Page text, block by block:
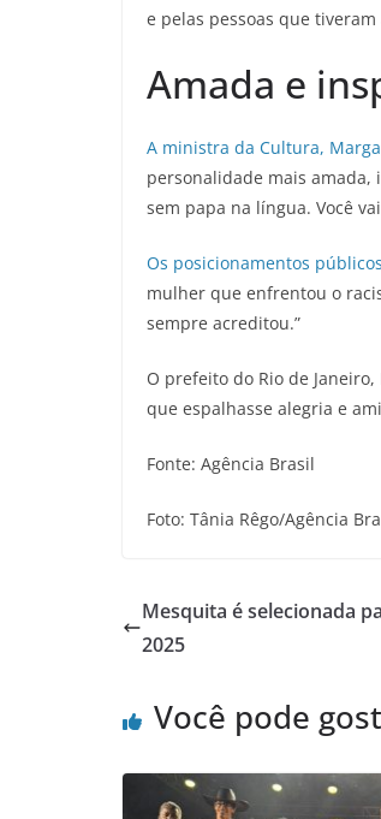
e pelas pessoas que
Amada e
A ministra da Cultura,
personalidade mais amada,
sem papa na língua. Você
Os posicionamentos
mulher que enfrentou o
sempre acreditou.”
O prefeito do Rio de
que espalhasse alegria e
Fonte: Agência Brasil
Foto: Tânia Rêgo/Agência
Mesquita é selecionada
2025
Você pode